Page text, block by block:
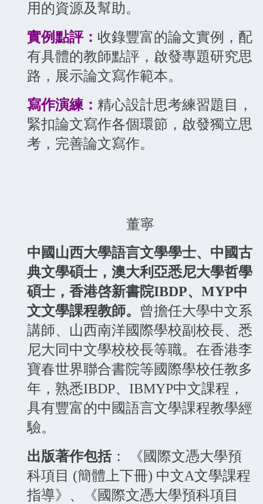
用的資源及幫助。
實例點評： 收錄豐富的論文實例，配
有具體的教師點評，啟發專題研究思
路，展示論文寫作範本。
寫作演練： 精心設計思考練習題目，
緊扣論文寫作各個環節，啟發獨立思
考，完善論文寫作。
董寧
中國山西大學語言文學學士、中國古
典文學碩士，澳大利亞悉尼大學哲學
碩士，香港啓新書院IBDP、MYP中
文文學課程教師。 曾擔任大學中文系
講師、山西南洋國際學校副校長、悉
尼大同中文學校校長等職。在香港李
寶春世界聯合書院等國際學校任教多
年，熟悉IBDP、IBMYP中文課程，
具有豐富的中國語言文學課程教學經
驗。
出版著作包括： 《國際文憑大學預
科項目 (簡體上下冊) 中文A文學課程
指導》、《國際文憑大學預科項目